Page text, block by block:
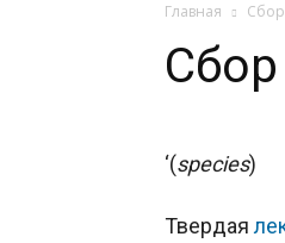
Главная Сбор
Сбор
‘(species)
Твердая